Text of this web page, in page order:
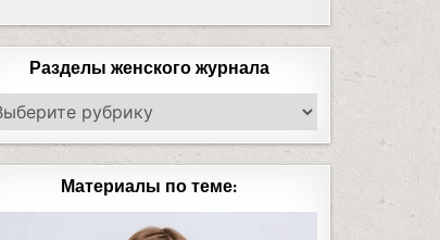
Разделы женского журнала
Материалы по теме: